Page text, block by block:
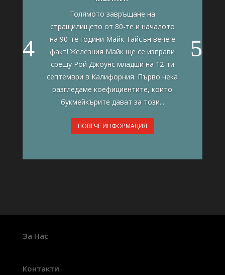
Голямото завръщане на
стращилището от 80-те и началото
на 90-те години Майк Тайсън вече е
факт! Железния Майк ще се изправи
срещу Рой Джоунс младши на 12-ти
септември в Калифорния. Първо нека
разгледаме коефициентите, които
букмейкърите дават за този...
ПОВЕЧЕ ИНФОРМАЦИЯ
За Нас
Контакти